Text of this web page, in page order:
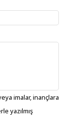
imalar, inançlara
yazılmış